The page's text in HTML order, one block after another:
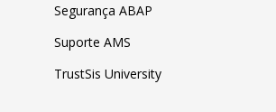
Segurança ABAP
Suporte AMS
TrustSis University